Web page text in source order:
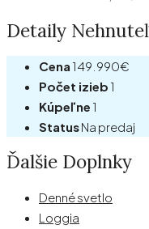
Detaily
Cena 149.990€
Počet izieb 1
Kúpeľne 1
StatusNa predaj
Ďalšie Doplnky
Denné svetlo
Loggia